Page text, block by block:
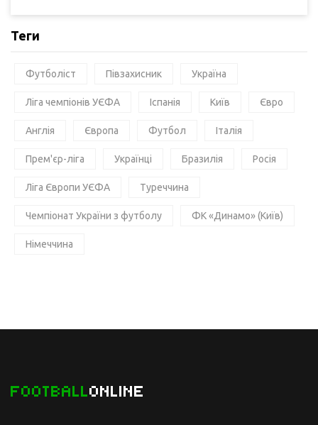
Теги
Футболіст Півзахисник Україна
Ліга чемпіонів УЄФА Іспанія Київ Євро
Англія Європа Футбол Італія
Прем'єр-ліга Українці Бразилія Росія
Ліга Європи УЄФА Туреччина
Чемпіонат України з футболу ФК «Динамо» (Київ)
Німеччина
FOOTBALLONLINE